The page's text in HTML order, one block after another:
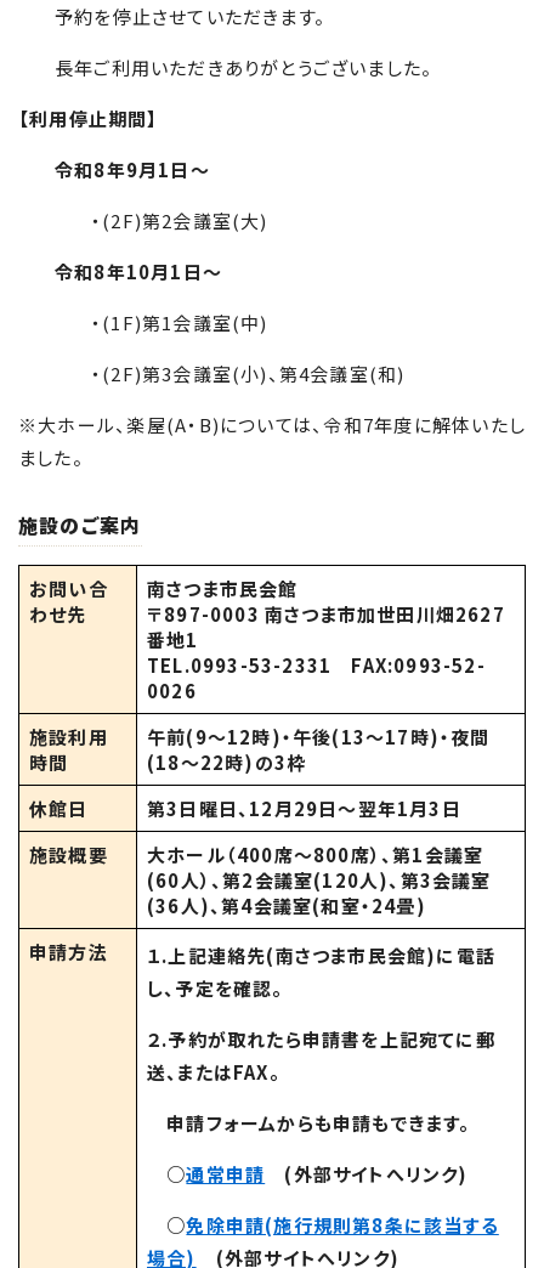
予約を停止させていただきます。
長年ご利用いただきありがとうございました。
【利用停止期間】
令和8年9月1日～
・(2F)第2会議室(大)
令和8年10月1日～
・(1 F)第1会議室(中)
・(2F)第3会議室(小)、第4会議室(和)
※大ホール、楽屋(A・ B)については、令和7年度に解体いたし
ました。
施設のご案内
お問い合
わせ先
南さつま市民会館
〒897-0003 南さつま市加世田川畑2627
番地1
TEL.0993-53-2331 FAX:0993-52-
0026
施設利用
時間
午前(9～12時)・午後(13～17時)・夜間
(18～22時)の3枠
休館日
第3日曜日、12月29日〜翌年1月3日
施設概要
大ホール（400席〜800席）、第1会議室
(60人）、第2会議室(120人)、第3会議室
(36人)、第4会議室(和室・24畳)
申請方法
１.上記連絡先(南さつま市民会館)に電話
し、予定を確認。
２.予約が取れたら申請書を上記宛てに郵
送、またはFAX。
申請フォームからも申請もできます。
○通常申請 (外部サイトへリンク)
○免除申請(施行規則第8条に該当する
場合)
(外部サイトへリンク)